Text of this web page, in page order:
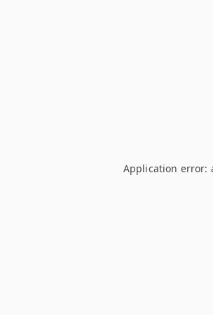
Application error: